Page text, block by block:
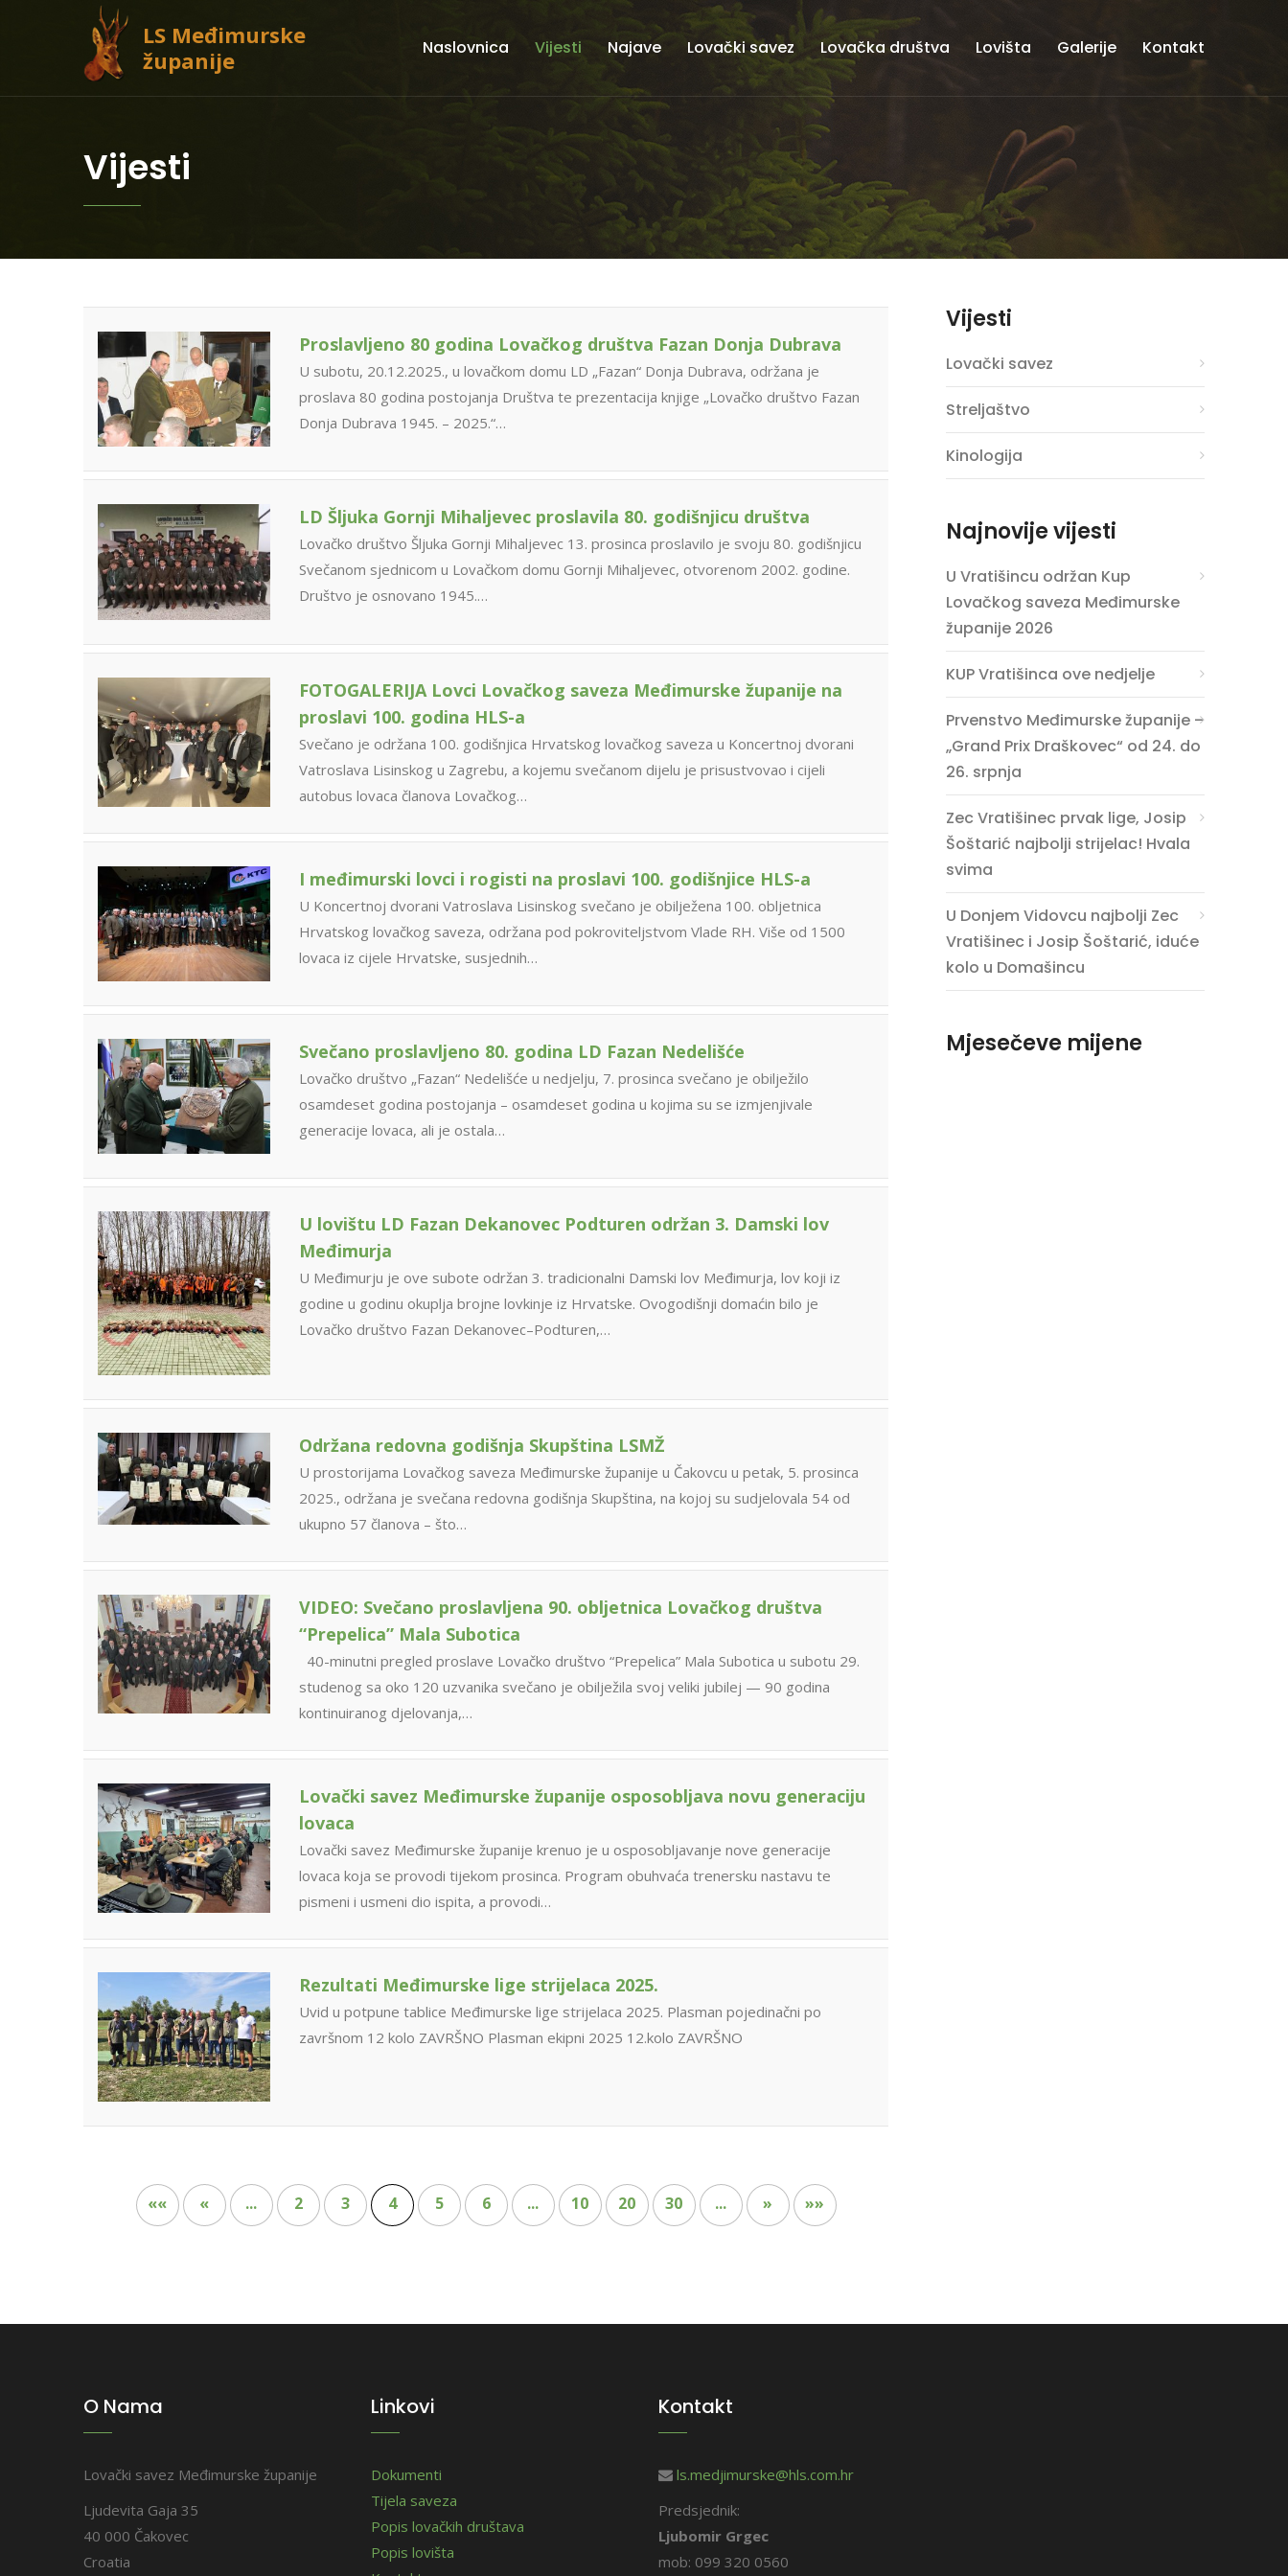
LS Međimurske
županije
Naslovnica Vijesti Najave Lovački savez Lovačka društva Lovišta Galerije Kontakt
Vijesti
Proslavljeno 80 godina Lovačkog društva Fazan Donja Dubrava
U subotu, 20.12.2025., u lovačkom domu LD „Fazan“ Donja Dubrava, održana je
proslava 80 godina postojanja Društva te prezentacija knjige „Lovačko društvo Fazan
Donja Dubrava 1945. – 2025.“…
LD Šljuka Gornji Mihaljevec proslavila 80. godišnjicu društva
Lovačko društvo Šljuka Gornji Mihaljevec 13. prosinca proslavilo je svoju 80. godišnjicu
Svečanom sjednicom u Lovačkom domu Gornji Mihaljevec, otvorenom 2002. godine.
Društvo je osnovano 1945.…
FOTOGALERIJA Lovci Lovačkog saveza Međimurske županije na
proslavi 100. godina HLS-a
Svečano je održana 100. godišnjica Hrvatskog lovačkog saveza u Koncertnoj dvorani
Vatroslava Lisinskog u Zagrebu, a kojemu svečanom dijelu je prisustvovao i cijeli
autobus lovaca članova Lovačkog…
I međimurski lovci i rogisti na proslavi 100. godišnjice HLS-a
U Koncertnoj dvorani Vatroslava Lisinskog svečano je obilježena 100. obljetnica
Hrvatskog lovačkog saveza, održana pod pokroviteljstvom Vlade RH. Više od 1500
lovaca iz cijele Hrvatske, susjednih…
Svečano proslavljeno 80. godina LD Fazan Nedelišće
Lovačko društvo „Fazan“ Nedelišće u nedjelju, 7. prosinca svečano je obilježilo
osamdeset godina postojanja – osamdeset godina u kojima su se izmjenjivale
generacije lovaca, ali je ostala…
U lovištu LD Fazan Dekanovec Podturen održan 3. Damski lov
Međimurja
U Međimurju je ove subote održan 3. tradicionalni Damski lov Međimurja, lov koji iz
godine u godinu okuplja brojne lovkinje iz Hrvatske. Ovogodišnji domaćin bilo je
Lovačko društvo Fazan Dekanovec–Podturen,…
Održana redovna godišnja Skupština LSMŽ
U prostorijama Lovačkog saveza Međimurske županije u Čakovcu u petak, 5. prosinca
2025., održana je svečana redovna godišnja Skupština, na kojoj su sudjelovala 54 od
ukupno 57 članova – što…
VIDEO: Svečano proslavljena 90. obljetnica Lovačkog društva
“Prepelica” Mala Subotica
40-minutni pregled proslave Lovačko društvo “Prepelica” Mala Subotica u subotu 29.
studenog sa oko 120 uzvanika svečano je obilježila svoj veliki jubilej — 90 godina
kontinuiranog djelovanja,…
Lovački savez Međimurske županije osposobljava novu generaciju
lovaca
Lovački savez Međimurske županije krenuo je u osposobljavanje nove generacije
lovaca koja se provodi tijekom prosinca. Program obuhvaća trenersku nastavu te
pismeni i usmeni dio ispita, a provodi…
Rezultati Međimurske lige strijelaca 2025.
Uvid u potpune tablice Međimurske lige strijelaca 2025. Plasman pojedinačni po
završnom 12 kolo ZAVRŠNO Plasman ekipni 2025 12.kolo ZAVRŠNO
«« « ... 2 3 4 5 6 ... 10 20 30 ... » »»
Vijesti
Lovački savez
Streljaštvo
Kinologija
Najnovije vijesti
U Vratišincu održan Kup
Lovačkog saveza Međimurske
županije 2026
KUP Vratišinca ove nedjelje
Prvenstvo Međimurske županije –
„Grand Prix Draškovec“ od 24. do
26. srpnja
Zec Vratišinec prvak lige, Josip
Šoštarić najbolji strijelac! Hvala
svima
U Donjem Vidovcu najbolji Zec
Vratišinec i Josip Šoštarić, iduće
kolo u Domašincu
Mjesečeve mijene
O Nama
Lovački savez Međimurske županije
Ljudevita Gaja 35
40 000 Čakovec
Croatia
Linkovi
Dokumenti
Tijela saveza
Popis lovačkih društava
Popis lovišta
Kontakt
ls.medjimurske@hls.com.hr
Predsjednik:
Ljubomir Grgec
mob: 099 320 0560